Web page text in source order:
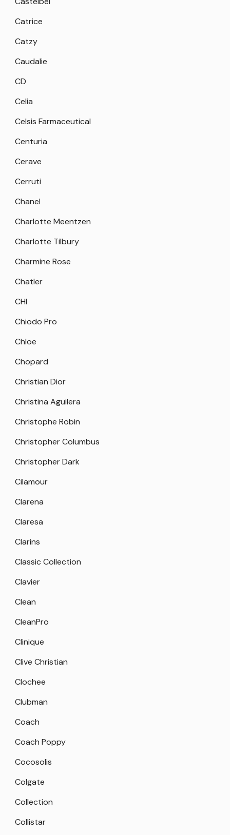
Catrice
Catzy
Caudalie
CD
Celia
Celsis Farmaceutical
Centuria
Cerave
Cerruti
Chanel
Charlotte Meentzen
Charlotte Tilbury
Charmine Rose
Chatler
CHI
Chiodo Pro
Chloe
Chopard
Christian Dior
Christina Aguilera
Christophe Robin
Christopher Columbus
Christopher Dark
Cilamour
Clarena
Claresa
Clarins
Classic Collection
Clavier
Clean
CleanPro
Clinique
Clive Christian
Clochee
Clubman
Coach
Coach Poppy
Cocosolis
Colgate
Collection
Collistar